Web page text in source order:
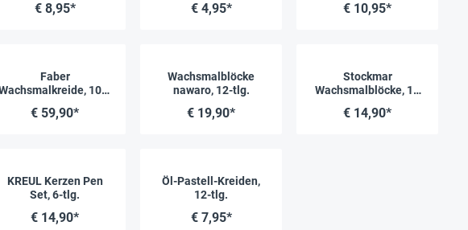
€ 8,95* € 4,95* € 10,95*
Faber
100-
€ 59,90*
Wachsmalblöcke
nawaro, 12-tlg.
€ 19,90*
Stockmar
Wachsmalblöcke, 12
€ 14,90*
KREUL Kerzen Pen
Set, 6-tlg.
€ 14,90*
Öl-Pastell-Kreiden,
12-tlg.
€ 7,95*